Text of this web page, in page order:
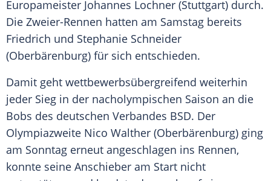
Europameister Johannes Lochner (Stuttgart) durch.
Die Zweier-Rennen hatten am Samstag bereits
Friedrich und Stephanie Schneider
(Oberbärenburg) für sich entschieden.
Damit geht wettbewerbsübergreifend weiterhin
jeder Sieg in der nacholympischen Saison an die
Bobs des deutschen Verbandes BSD. Der
Olympiazweite Nico Walther (Oberbärenburg) ging
am Sonntag erneut angeschlagen ins Rennen,
konnte seine Anschieber am Start nicht